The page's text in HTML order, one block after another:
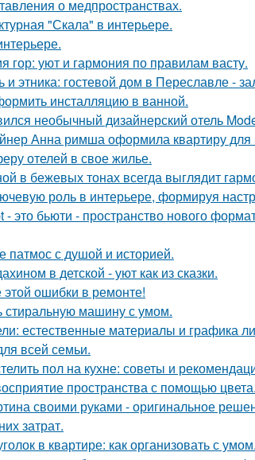
о медпространствах.
"Скала" в интерьере.
гор: уют и гармония по правилам васту.
и этника: гостевой дом в Переславле -
инсталляцию в ванной.
необычный дизайнерский отель
Анна римша оформила квартиру для
отелей в свое жилье.
в бежевых тонах всегда выглядит
роль в интерьере, формируя
это бьюти - пространство нового
патмос с душой и историей.
в детской - уют как из сказки.
ошибки в ремонте!
стиральную машину с умом.
естественные материалы и графика
всей семьи.
пол на кухне: советы и
пространства с помощью цвета.
своими руками - оригинальное
затрат.
в квартире: как организовать с умом.